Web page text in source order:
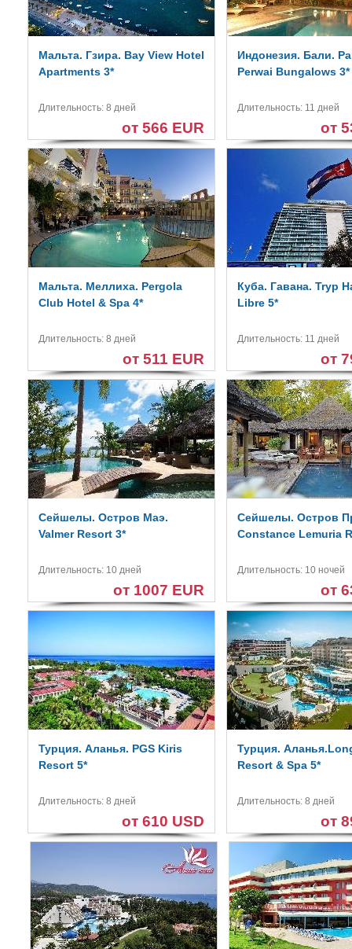
Мальта. Гзира. Bay View Hotel
Apartments 3*
Длительность: 8 дней
от 566 EUR
Индонезия. Бали.
Perwai Bungalows 3*
Длительность: 11 дней
от
Мальта. Меллиха. Pergola
Club Hotel & Spa 4*
Длительность: 8 дней
от 511 EUR
Куба. Гавана. Tryp
Libre 5*
Длительность: 11 дней
от
Сейшелы. Остров Маэ.
Valmer Resort 3*
Длительность: 10 дней
от 1007 EUR
Сейшелы. Остров
Constance Lemuria
Длительность: 10 ночей
от
Турция. Аланья. PGS Kiris
Resort 5*
Длительность: 8 дней
от 610 USD
Турция.
Resort & Spa 5*
Длительность: 8 дней
от